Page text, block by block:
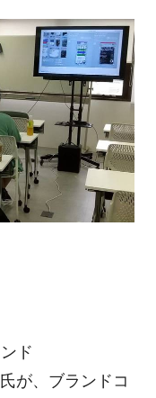
ド
が、ブランドコ